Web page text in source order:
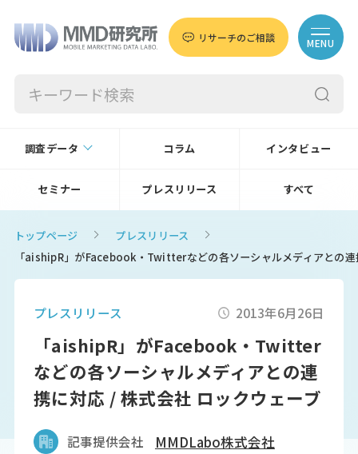
リサーチのご相談 MENU
調査データ コラム インタビュー
セミナー プレスリリース すべて
トップページ
プレスリリース
「aishipR」がFacebook・Twitterなどの各ソーシャルメディアとの
プレスリリース 2013年6月26日
「aishipR」がFacebook・Twitter
などの各ソーシャルメディアとの連
携に対応 / 株式会社 ロックウェーブ
記事提供会社 MMDLabo株式会社